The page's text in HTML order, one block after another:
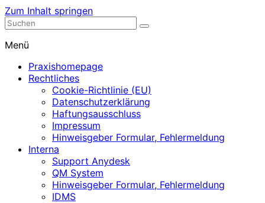
Zum Inhalt springen
Nephrologische Praxis mit Dialyse
Menü
Praxishomepage
Rechtliches
Cookie-Richtlinie (EU)
Datenschutzerklärung
Haftungsausschluss
Impressum
Hinweisgeber Formular, Fehlermeldung
Interna
Support Anydesk
QM System
Hinweisgeber Formular, Fehlermeldung
IDMS